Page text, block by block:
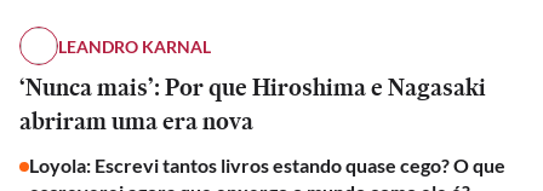
LEANDRO KARNAL
‘Nunca mais’: Por que Hiroshima e Nagasaki
abriram uma era nova
Loyola: Escrevi tantos livros estando quase cego? O que